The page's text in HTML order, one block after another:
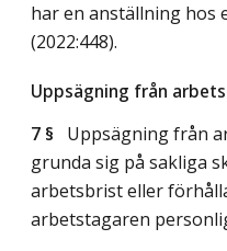
har en anställning hos
(2022:448).
Uppsägning från
7 § Uppsägning från
grunda sig på sakliga
arbetsbrist eller
arbetstagaren